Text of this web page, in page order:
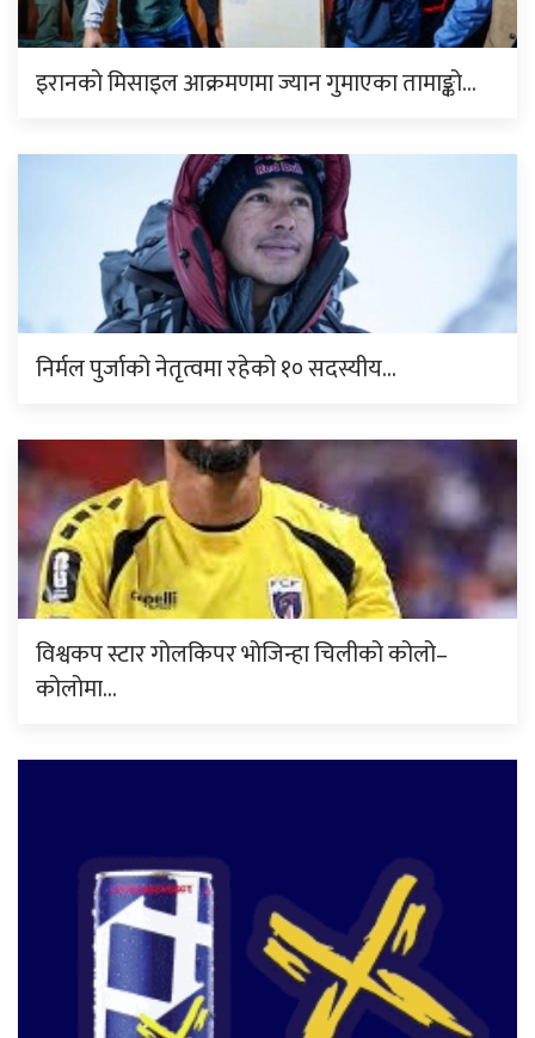
इरानको मिसाइल आक्रमणमा ज्यान गुमाएका तामाङ्को…
निर्मल पुर्जाको नेतृत्वमा रहेको १० सदस्यीय…
विश्वकप स्टार गोलकिपर भोजिन्हा चिलीको कोलो–
कोलोमा…